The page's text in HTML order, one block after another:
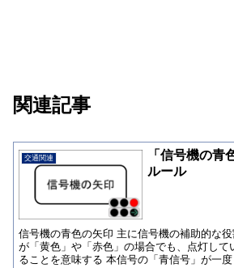
関連記事
交通関連
「信号機の青
ルール
信号機の青色の矢印 主に信号機の補助的な
が「黄色」や「赤色」の場合でも、点灯して
ることを意味する 本信号の「青信号」が一